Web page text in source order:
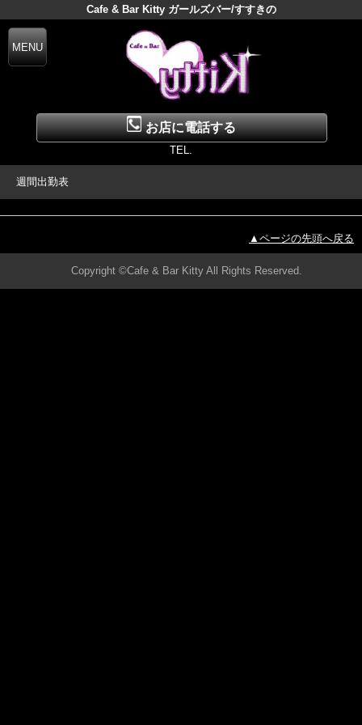
Cafe & Bar Kitty ガールズバー/すすきの
お店に電話する
TEL.
週間出勤表
▲ページの先頭へ戻る
Copyright ©Cafe & Bar Kitty All Rights Reserved.